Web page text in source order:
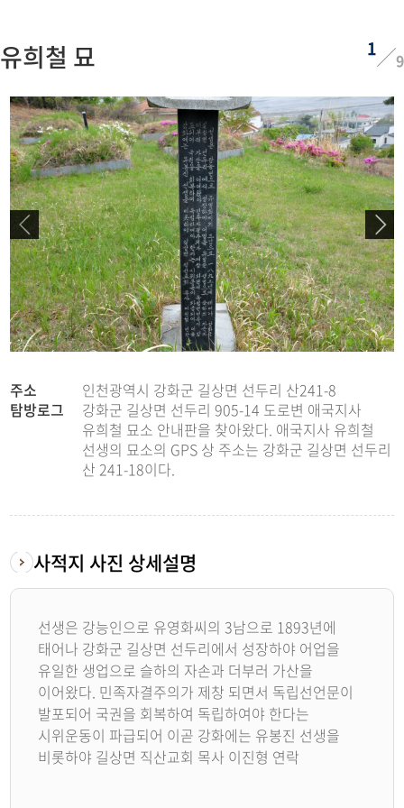
유희철 묘 1 9
주소
인천광역시 강화군 길상면 선두리 산241-8
탐방로그
강화군 길상면 선두리 905-14 도로변 애국지사
유희철 묘소 안내판을 찾아왔다. 애국지사 유희철
선생의 묘소의 GPS 상 주소는 강화군 길상면 선두리
산 241-18이다.
사적지 사진 상세설명
선생은 강능인으로 유영화씨의 3남으로 1893년에
태어나 강화군 길상면 선두리에서 성장하야 어업을
유일한 생업으로 슬하의 자손과 더부러 가산을
이어왔다. 민족자결주의가 제창 되면서 독립선언문이
발포되어 국권을 회복하여 독립하여야 한다는
시위운동이 파급되어 이곧 강화에는 유봉진 선생을
비롯하야 길상면 직산교회 목사 이진형 연락